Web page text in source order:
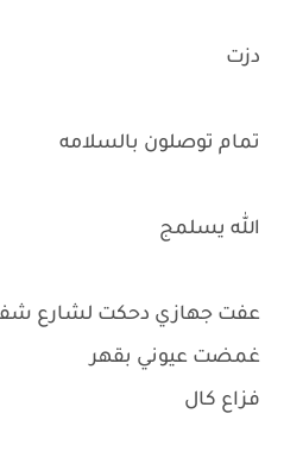
دزت
تمام توصلون بالسلامه
الله يسلمج
عفت جهازي دحكت لشارع
غمضت عيوني بقهر
فزاع كال